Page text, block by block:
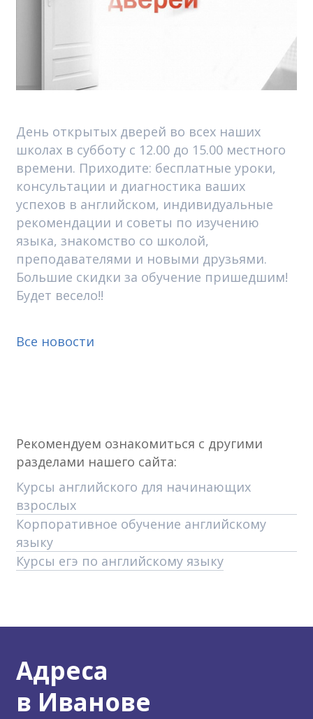
День открытых дверей во всех наших
школах в субботу с 12.00 до 15.00 местного
времени. Приходите: бесплатные уроки,
консультации и диагностика ваших
успехов в английском, индивидуальные
рекомендации и советы по изучению
языка, знакомство со школой,
преподавателями и новыми друзьями.
Большие скидки за обучение пришедшим!
Будет весело!!
Все новости
Рекомендуем ознакомиться с другими
разделами нашего сайта:
Курсы английского для начинающих
взрослых
Корпоративное обучение английскому
языку
Курсы егэ по английскому языку
Адреса
в Иванове